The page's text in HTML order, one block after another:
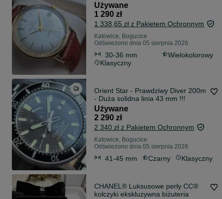
Używane
1 290 zł
1 338,65 zł z Pakietem Ochronnym
Katowice, Bogucice
Odświeżono dnia 05 sierpnia 2026
30-36 mm
Wielokolorowy
Klasyczny
Orient Star - Prawdziwy Diver 200m
- Duża solidna linia 43 mm !!!
Używane
2 290 zł
2 340 zł z Pakietem Ochronnym
Katowice, Bogucice
Odświeżono dnia 05 sierpnia 2026
41-45 mm Czarny Klasyczny
CHANEL® Luksusowe perły CC®
kolczyki ekskluzywna biżuteria